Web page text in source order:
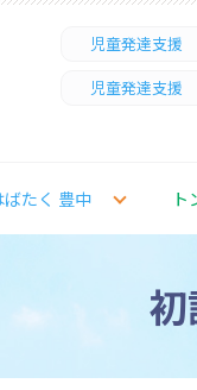
児童発達支援
児童発達支援
ばたく 豊中 ト